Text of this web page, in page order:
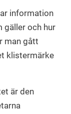
information
gäller och hur
man gått
klistermärke
är den